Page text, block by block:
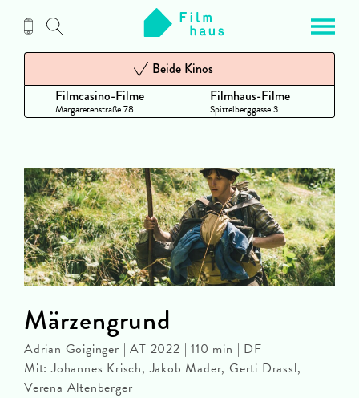
Inhalt
Filmcasino-Filme
Margaretenstraße 78
Beide Kinos
Filmhaus-Filme
Spittelberggasse 3
Märzengrund
Adrian Goiginger | AT 2022 | 110 min | DF
Mit: Johannes Krisch, Jakob Mader, Gerti Drassl,
Verena Altenberger